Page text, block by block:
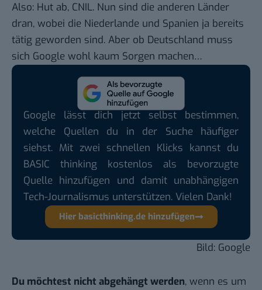
Also: Hut ab, CNIL. Nun sind die anderen Länder
dran, wobei die Niederlande und Spanien ja bereits
tätig geworden sind. Aber ob Deutschland muss
sich Google wohl kaum Sorgen machen…
Google lässt dich jetzt selbst bestimmen,
welche Quellen du in der Suche häufiger
siehst. Mit zwei schnellen Klicks kannst du
BASIC thinking kostenlos als bevorzugte
Quelle hinzufügen und damit unabhängigen
Tech-Journalismus unterstützen. Vielen Dank!
Hier basicthinking.de hinzufügen
Bild: Google
Du möchtest nicht abgehängt werden, wenn es um